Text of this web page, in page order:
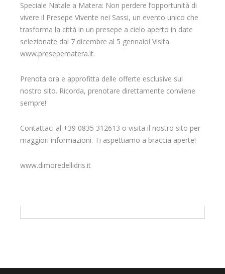
Speciale Natale a Matera: Non perdere l’opportunità di
vivere il Presepe Vivente nei Sassi, un evento unico che
trasforma la città in un presepe a cielo aperto in date
selezionate dal 7 dicembre al 5 gennaio! Visita
www.presepematera.it.
Prenota ora e approfitta delle offerte esclusive sul
nostro sito. Ricorda, prenotare direttamente conviene
sempre!
Contattaci al +39 0835 312613 o visita il nostro sito per
maggiori informazioni. Ti aspettiamo a braccia aperte!
www.dimoredellidris.it